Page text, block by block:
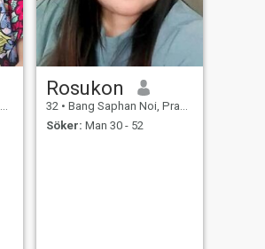
Rosukon
32 • Bang Saphan Noi, Prachuap Khiri Khan, Thailand
Söker: Man 30 - 52